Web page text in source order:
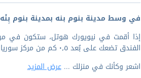
في وسط مدينة بنوم بنه بمدينة بنوم بِنْه
الفندق تضعك على بُعد ٠٫٥ كم من مركز سوريا للتسوق و٠٫٧ كم من السوق المركزية.
اشعر وكأنك في منزلك ...عرض المزيد